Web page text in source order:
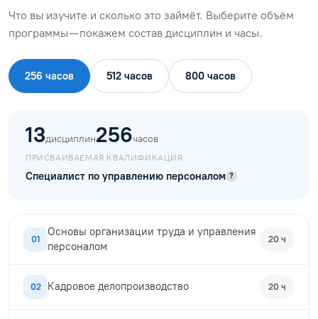
Что вы изучите и сколько это займёт. Выберите объём
программы — покажем состав дисциплин и часы.
256 часов 512 часов 800 часов
13дисциплин256часов
ПРИСВАИВАЕМАЯ КВАЛИФИКАЦИЯ
Специалист по управлению персоналом ?
01
Основы организации труда и управления
персоналом
20 ч
02 Кадровое делопроизводство 20 ч